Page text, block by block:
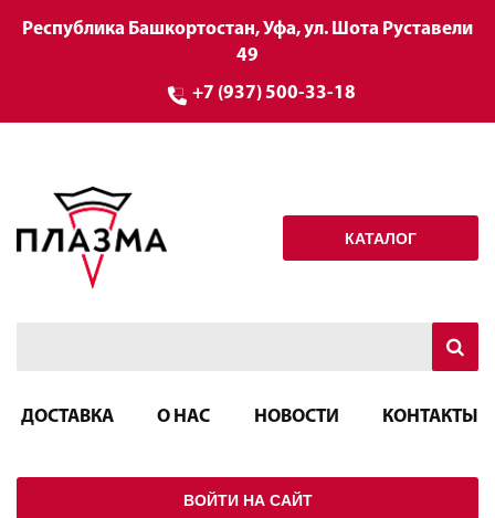
Республика Башкортостан, Уфа, ул. Шота Руставели
49
+7 (937) 500-33-18
КАТАЛОГ
ДОСТАВКА О НАС НОВОСТИ КОНТАКТЫ
ВОЙТИ НА САЙТ